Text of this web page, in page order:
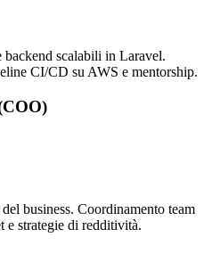
scalabili in Laravel.
CI/CD su AWS e mentorship.
business. Coordinamento team
e strategie di redditività.